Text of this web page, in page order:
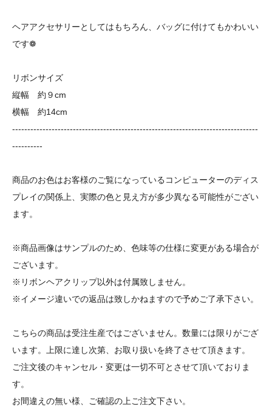
ヘアアクセサリーとしてはもちろん、バッグに付けてもかわいい
です❁
リボンサイズ
縦幅 約９cm
横幅 約14cm
---------------------------------------------------------------------------------
----------
商品のお色はお客様のご覧になっているコンピューターのディス
プレイの関係上、実際の色と見え方が多少異なる可能性がござい
ます。
※商品画像はサンプルのため、色味等の仕様に変更がある場合が
ございます。
※リボンヘアクリップ以外は付属致しません。
※イメージ違いでの返品は致しかねますので予めご了承下さい。
こちらの商品は受注生産ではございません。数量には限りがござ
います。上限に達し次第、お取り扱いを終了させて頂きます。
ご注文後のキャンセル・変更は一切不可とさせて頂いておりま
す。
お間違えの無い様、ご確認の上ご注文下さい。